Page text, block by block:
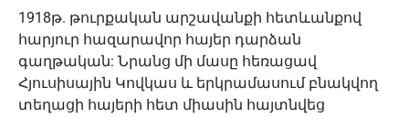
1918թ. թուրքական արշավանքի հետևանքով
հարյուր հազարավոր հայեր դարձան
գաղթական: Նրանց մի մասը հեռացավ
Հյուսիսային Կովկաս և երկրամասում բնակվող
տեղացի հայերի հետ միասին հայտնվեց